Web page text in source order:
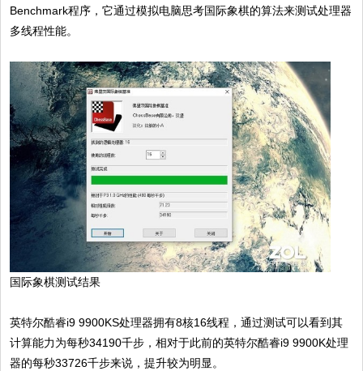
Benchmark程序，它通过模拟电脑思考国际象棋的算法来测试处理器
多线程性能。
国际象棋测试结果
英特尔酷睿i9 9900KS处理器拥有8核16线程，通过测试可以看到其
计算能力为每秒34190千步，相对于此前的英特尔酷睿i9 9900K处理
器的每秒33726千步来说，提升较为明显。